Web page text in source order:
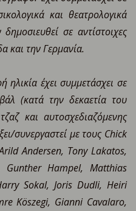
και θεατρολογικά
σε αντίστοιχες
και την Γερμανία.
έχει συμμετάσχει σε
(κατά την δεκαετία του
και αυτοσχεδιαζόμενης
συνεργαστεί με τους Chick
Andersen, Tony Lakatos,
Gunther Hampel, Matthias
Sokal, Joris Dudli, Heiri
Köszegi, Gianni Cavalaro,